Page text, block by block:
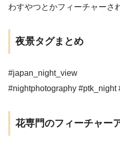
わすやつとかフィーチャーさ
夜景タグまとめ
#japan_night_view
#nightphotography #ptk_night
花専門のフィーチャー